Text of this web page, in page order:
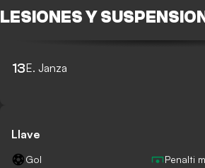
LESIONES Y
13E. Janza
Llave
Gol
Penalti